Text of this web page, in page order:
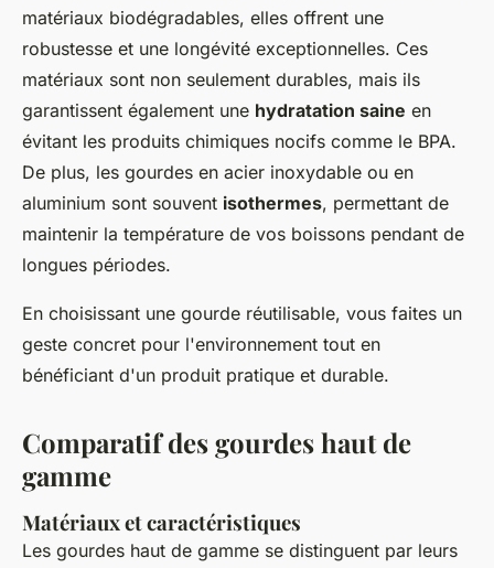
matériaux biodégradables, elles offrent une
robustesse et une longévité exceptionnelles. Ces
matériaux sont non seulement durables, mais ils
garantissent également une hydratation saine en
évitant les produits chimiques nocifs comme le BPA.
De plus, les gourdes en acier inoxydable ou en
aluminium sont souvent isothermes, permettant de
maintenir la température de vos boissons pendant de
longues périodes.
En choisissant une gourde réutilisable, vous faites un
geste concret pour l'environnement tout en
bénéficiant d'un produit pratique et durable.
Comparatif des gourdes haut de
gamme
Matériaux et caractéristiques
Les gourdes haut de gamme se distinguent par leurs